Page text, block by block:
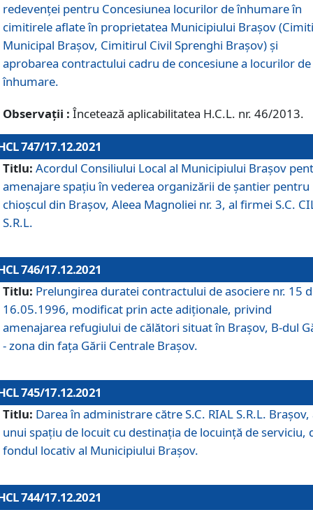
redevenţei pentru Concesiunea locurilor de înhumare în
cimitirele aflate în proprietatea Municipiului Braşov
Municipal Braşov, Cimitirul Civil Sprenghi Braşov) şi
aprobarea contractului cadru de concesiune a locurilor de
înhumare.
Observații : Încetează aplicabilitatea H.C.L. nr. 46/2013.
747/17.12.2021
Titlu: Acordul Consiliului Local al Municipiului Braşov
amenajare spațiu în vederea organizării de șantier pentru
chioșcul din Brașov, Aleea Magnoliei nr. 3, al firmei S.C.
S.R.L.
746/17.12.2021
Titlu: Prelungirea duratei contractului de asociere nr. 15
16.05.1996, modificat prin acte adiționale, privind
amenajarea refugiului de călători situat în Brașov, B-dul
- zona din faţa Gării Centrale Brașov.
745/17.12.2021
Titlu: Darea în administrare către S.C. RIAL S.R.L. Brașov,
unui spațiu de locuit cu destinația de locuință de serviciu,
fondul locativ al Municipiului Brașov.
744/17.12.2021